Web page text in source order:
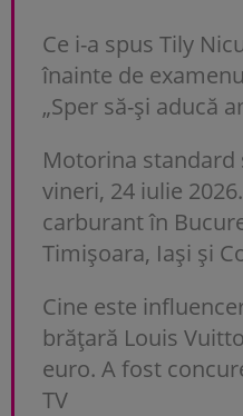
Ce i-a spus Tily
înainte de
„Sper să-și aducă
Motorina standard
vineri, 24 iulie
carburant în
Timișoara, Iași și
Cine este
brățară Louis
euro. A fost
TV